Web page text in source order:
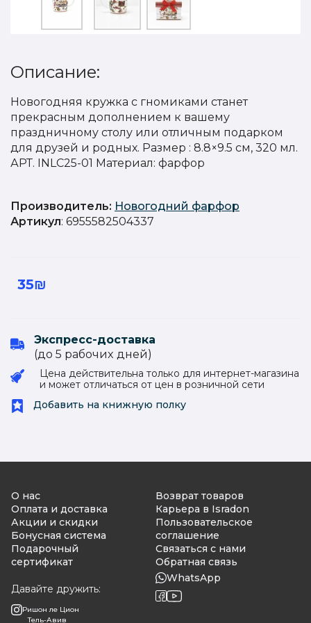
Описание:
Новогодняя кружка с гномиками станет
прекрасным дополнением к вашему
праздничному столу или отличным подарком
для друзей и родных. Размер : 8.8×9.5 см, 320 мл.
АРТ. INLC25-01 Материал: фарфор
Производитель: Новогодний фарфор
Артикул: 6955582504337
35₪
Экспресс-доставка
(до 5 рабочиx дней)
Цена действительна только для интернет-магазина
и может отличаться от цен в розничной сети
Добавить на книжную полку
О нас
Оплата и доставка
Акции и скидки
Бонусная система
Подарочный
сертификат
Давайте дружить:
Ришон ле Цион
Тель-Авив
Возврат товаров
Карьера в Isradon
Пользовательское
соглашение
Связаться с нами
Обратная связь
WhatsApp